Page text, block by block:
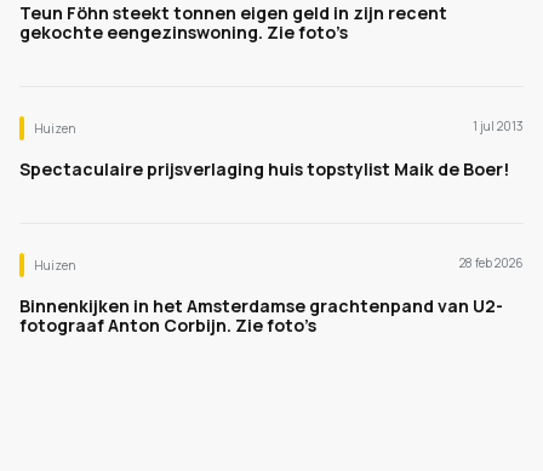
Teun Föhn steekt tonnen eigen geld in zijn recent
gekochte eengezinswoning. Zie foto’s
Huizen 1 jul 2013
Spectaculaire prijsverlaging huis topstylist Maik de Boer!
Huizen 28 feb 2026
Binnenkijken in het Amsterdamse grachtenpand van U2-
fotograaf Anton Corbijn. Zie foto’s